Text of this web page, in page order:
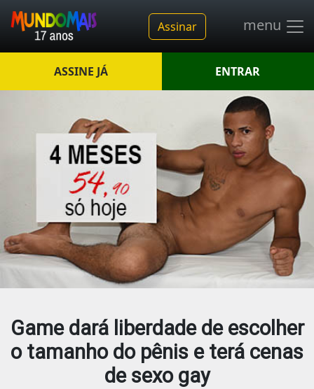
Assinar menu
ASSINE JÁ ENTRAR
Game dará liberdade de escolher
o tamanho do pênis e terá cenas
de sexo gay